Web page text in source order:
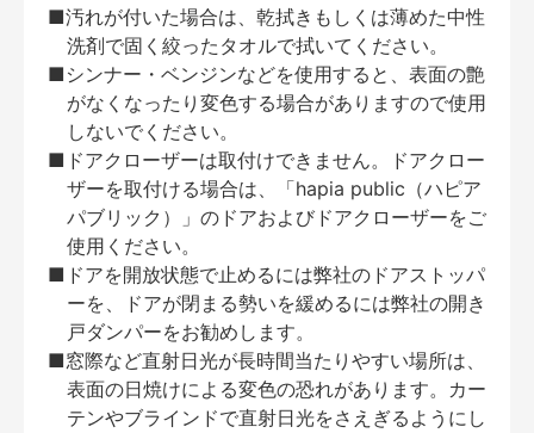
■汚れが付いた場合は、乾拭きもしくは薄めた中性
洗剤で固く絞ったタオルで拭いてください。
■シンナー・ベンジンなどを使用すると、表面の艶
がなくなったり変色する場合がありますので使用
しないでください。
■ドアクローザーは取付けできません。ドアクロー
ザーを取付ける場合は、「hapia public（ハピア
パブリック）」のドアおよびドアクローザーをご
使用ください。
■ドアを開放状態で止めるには弊社のドアストッパ
ーを、ドアが閉まる勢いを緩めるには弊社の開き
戸ダンパーをお勧めします。
■窓際など直射日光が長時間当たりやすい場所は、
表面の日焼けによる変色の恐れがあります。カー
テンやブラインドで直射日光をさえぎるようにし